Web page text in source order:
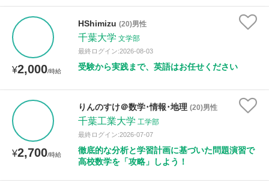
¥2,000/時給
HShimizu (20)男性
千葉大学 文学部
最終ログイン:2026-08-03
受験から実践まで、英語はお任せください
¥2,700/時給
りんのすけ＠数学･情報･地理 (20)男性
千葉工業大学 工学部
最終ログイン:2026-07-07
徹底的な分析と学習計画に基づいた問題演習で
高校数学を「攻略」しよう！
年齢：18-101歳